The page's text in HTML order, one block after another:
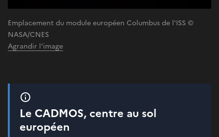
Emplacement du module européen Columbus de l'ISS ©
NASA/CNES
Agrandir l'image
Le CADMOS, centre au sol
européen